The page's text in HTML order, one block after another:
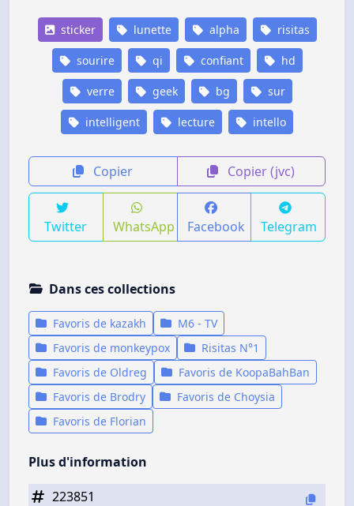
sticker lunette alpha risitas
sourire qi confiant hd
verre geek bg sur
intelligent lecture intello
Copier Copier (jvc)
Twitter WhatsApp Facebook Telegram
Dans ces collections
Favoris de kazakh
M6 - TV
Favoris de monkeypox
Risitas N°1
Favoris de Oldreg
Favoris de KoopaBahBan
Favoris de Brodry
Favoris de Choysia
Favoris de Florian
Plus d'information
223851